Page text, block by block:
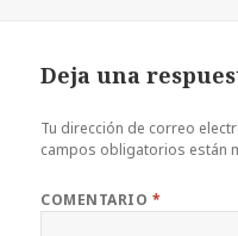
Deja una
Tu dirección de correo
campos obligatorios están
COMENTARIO *